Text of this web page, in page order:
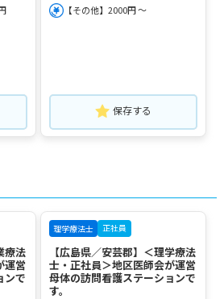
【その他】2000円 ～
保存する
療法
運営
ンで
理学療法士 正社員
【広島県／安芸郡】＜理学療法
士・正社員＞地区医師会が運営
母体の訪問看護ステーションで
す。